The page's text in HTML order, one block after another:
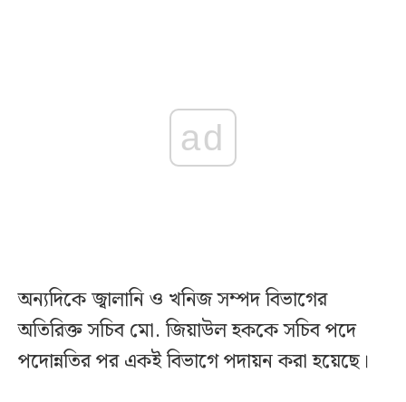
ad
অন্যদিকে জ্বালানি ও খনিজ সম্পদ বিভাগের
অতিরিক্ত সচিব মো. জিয়াউল হককে সচিব পদে
পদোন্নতির পর একই বিভাগে পদায়ন করা হয়েছে।